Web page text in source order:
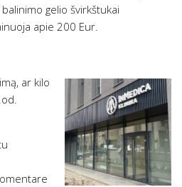
gelio švirkštukai
apie 200 Eur.
ar kilo